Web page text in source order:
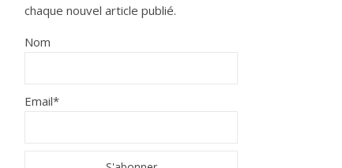
chaque nouvel article publié.
Nom
Email*